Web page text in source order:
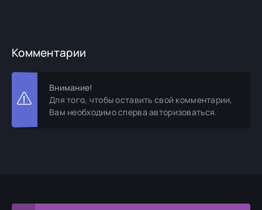
Комментарии
Внимание!
Для того, чтобы оставить свой комментарии,
Вам необходимо сперва авторизоваться.